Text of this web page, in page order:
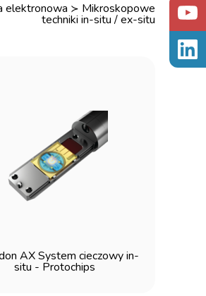
elektronowa ≻ Mikroskopowe
techniki in-situ / ex-situ
AX System cieczowy in-
situ - Protochips